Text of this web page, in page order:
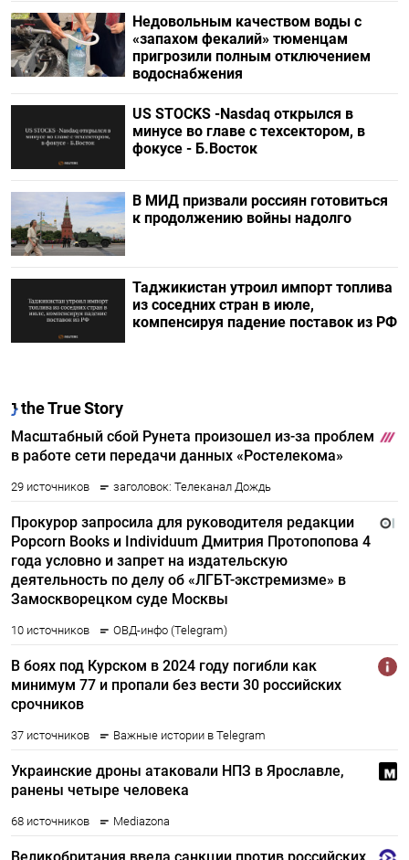
Недовольным качеством воды с
«запахом фекалий» тюменцам
пригрозили полным отключением
водоснабжения
US STOCKS -Nasdaq открылся в
минусе во главе с техсектором, в
фокусе - Б.Восток
В МИД призвали россиян готовиться
к продолжению войны надолго
Таджикистан утроил импорт топлива
из соседних стран в июле,
компенсируя падение поставок из РФ